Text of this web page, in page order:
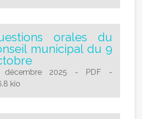
orales du
municipal du 9
décembre 2025 - PDF -
kio